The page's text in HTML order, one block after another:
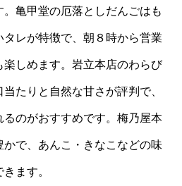
亀甲堂の厄落としだんごはも
レが特徴で、朝８時から営業
楽しめます。岩立本店のわらび
たりと自然な甘さが評判で、
のがおすすめです。梅乃屋本
で、あんこ・きなこなどの味
ます。